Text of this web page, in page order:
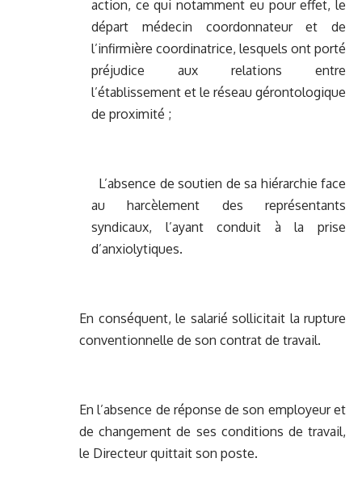
action, ce qui notamment eu pour effet, le
départ médecin coordonnateur et de
l’infirmière coordinatrice, lesquels ont porté
préjudice aux relations entre
l’établissement et le réseau gérontologique
de proximité ;
L’absence de soutien de sa hiérarchie face
au harcèlement des représentants
syndicaux, l’ayant conduit à la prise
d’anxiolytiques.
En conséquent, le salarié sollicitait la rupture
conventionnelle de son contrat de travail.
En l’absence de réponse de son employeur et
de changement de ses conditions de travail,
le Directeur quittait son poste.